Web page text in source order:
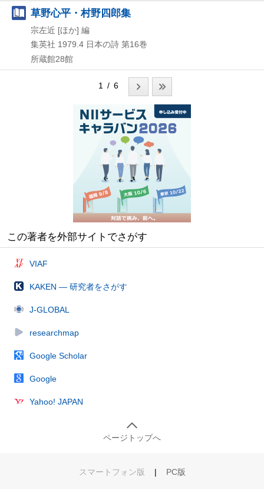
草野心平・村野四郎集
宗左近 [ほか] 編
集英社 1979.4 日本の詩 第16巻
所蔵館28館
1 / 6
この著者を外部サイトでさがす
VIAF
KAKEN — 研究者をさがす
J-GLOBAL
researchmap
Google Scholar
Google
Yahoo! JAPAN
ページトップへ
スマートフォン版 | PC版